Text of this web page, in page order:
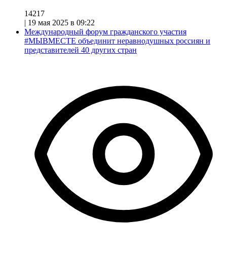
14217
19 мая 2025 в 09:22
Международный форум гражданского участия
#МЫВМЕСТЕ объединит неравнодушных россиян и
представителей 40 других стран